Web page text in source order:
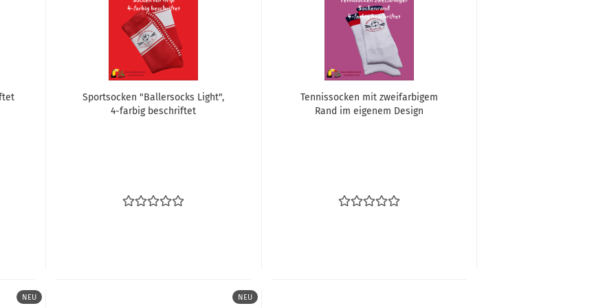
Sport­so­cken "Bal­ler­socks Light",
4-​far­big be­schrif­tet
Ten­nis­so­cken mit zwei­far­bi­gem
Rand im ei­ge­nem De­sign
NEU NEU